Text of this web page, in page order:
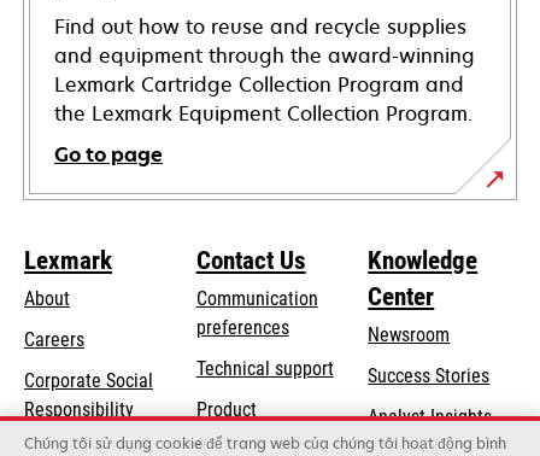
Find out how to reuse and recycle supplies
and equipment through the award-winning
Lexmark Cartridge Collection Program and
the Lexmark Equipment Collection Program.
Go to page
Lexmark
About
Careers
Corporate Social
Responsibilityopens
in
Sustainability
Contact Us
Communication
preferences
Technical supportopens
a
Product
registration
Knowledge
Center
Newsroom
Success Stories
Analyst Insights
Chúng tôi sử dụng cookie để trang web của chúng tôi hoạt động bình